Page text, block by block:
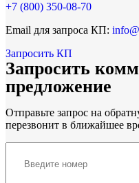
+7 (800) 350-08-70
Email для запроса КП:
Запросить КП
Запросить
предложение
Отправьте запрос на
перезвонит в ближайшее